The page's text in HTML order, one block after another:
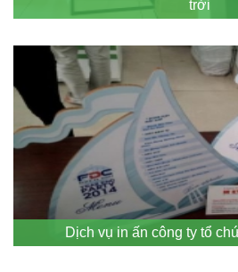
trời
Dịch vụ in ấn công ty tổ